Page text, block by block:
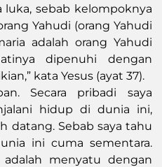
luka, sebab kelompoknya
Yahudi (orang Yahudi
adalah orang Yahudi
dipenuhi dengan
kata Yesus (ayat 37).
Secara pribadi saya
hidup di dunia ini,
datang. Sebab saya tahu
ini cuma sementara.
menyatu dengan